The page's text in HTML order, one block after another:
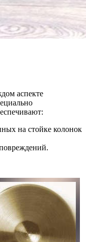
аспекте
на стойке колонок